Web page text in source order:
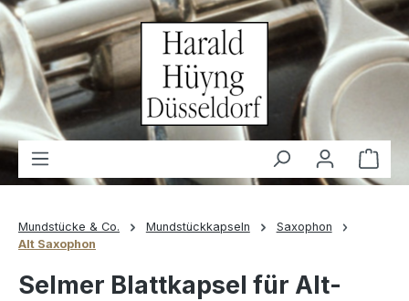
springen
Mundstücke & Co. Mundstückkapseln
Saxophon
Alt Saxophon
Selmer Blattkapsel für Alt-